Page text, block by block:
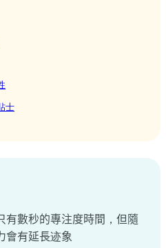
士
有數秒的專注度時間，但隨
會有延長迹象